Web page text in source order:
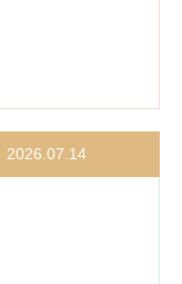
2026.07.14